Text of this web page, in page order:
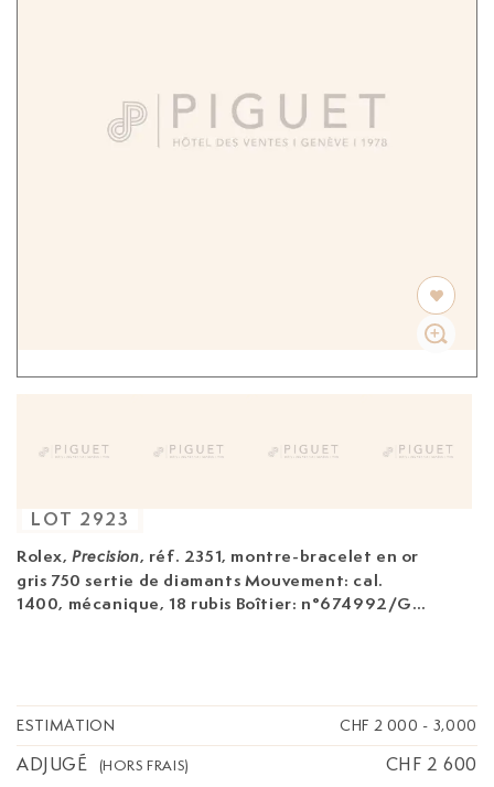
Rolex,Precision, réf. 2351, montre-bracelet en or
gris 750 sertie de diamantsMouvement: cal.
1400, mécanique, 18 rubis Boîtier: n°674992/G
LOT 2923
ESTIMATION CHF 2 000 - 3,000
ADJUGÉ (HORS FRAIS) CHF 2 600